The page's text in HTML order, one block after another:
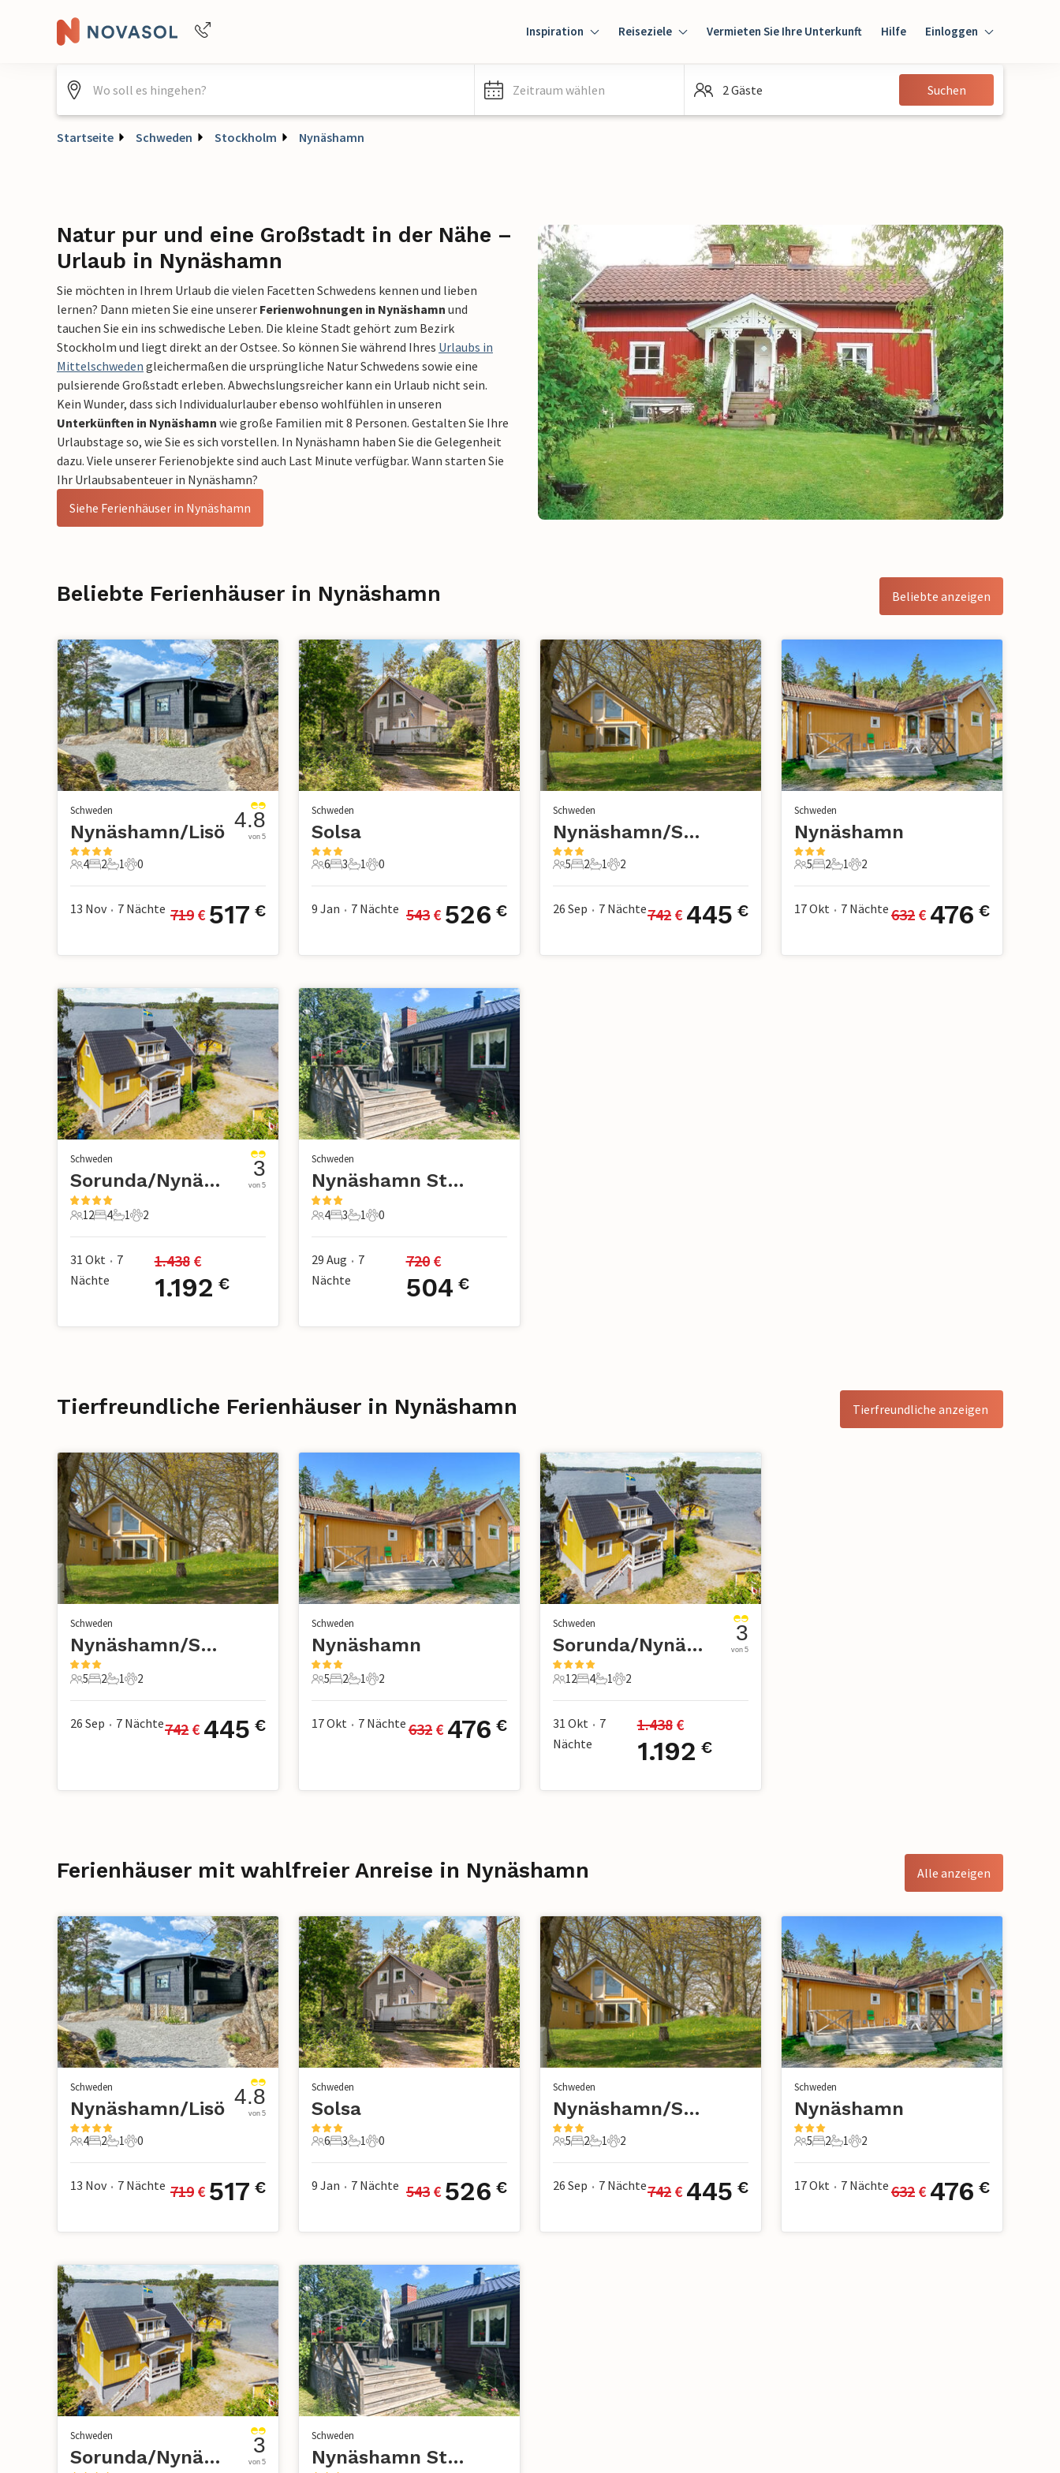
+4940688715475
Inspiration Reiseziele Vermieten Sie Ihre Unterkunft Hilfe Einloggen
Einloggen
Gast
Zeitraum wählen 2 Gäste Suchen
Startseite Schweden Stockholm Nynäshamn
Natur pur und eine Großstadt in der Nähe –
Urlaub in Nynäshamn
Sie möchten in Ihrem Urlaub die vielen Facetten Schwedens kennen und lieben
lernen? Dann mieten Sie eine unserer Ferienwohnungen in Nynäshamn und
tauchen Sie ein ins schwedische Leben. Die kleine Stadt gehört zum Bezirk
Stockholm und liegt direkt an der Ostsee. So können Sie während Ihres Urlaubs in
Mittelschweden gleichermaßen die ursprüngliche Natur Schwedens sowie eine
pulsierende Großstadt erleben. Abwechslungsreicher kann ein Urlaub nicht sein.
Kein Wunder, dass sich Individualurlauber ebenso wohlfühlen in unseren
Unterkünften in Nynäshamn wie große Familien mit 8 Personen. Gestalten Sie Ihre
Urlaubstage so, wie Sie es sich vorstellen. In Nynäshamn haben Sie die Gelegenheit
dazu. Viele unserer Ferienobjekte sind auch Last Minute verfügbar. Wann starten Sie
Ihr Urlaubsabenteuer in Nynäshamn?
Siehe Ferienhäuser in Nynäshamn
Beliebte Ferienhäuser in Nynäshamn Beliebte anzeigen
Schweden
Nynäshamn/Lisö
4 Gäste
4
2 Schlafzimmer
2
1 Badezimmer
1
0 Haustiere
0
4.8
von 5
13 Nov • 7 Nächte 719 € 517 €
Schweden
Solsa
6 Gäste
6
3 Schlafzimmer
3
1 Badezimmer
1
0 Haustiere
0
9 Jan • 7 Nächte 543 € 526 €
Schweden
Nynäshamn/Sorunda
5 Gäste
5
2 Schlafzimmer
2
1 Badezimmer
1
2 Haustiere
2
26 Sep • 7 Nächte742 € 445 €
Schweden
Nynäshamn
5 Gäste
5
2 Schlafzimmer
2
1 Badezimmer
1
2 Haustiere
2
17 Okt • 7 Nächte 632 € 476 €
Schweden
Sorunda/Nynäshamn
12 Gäste
12
4 Schlafzimmer
4
1 Badezimmer
1
2 Haustiere
2
3
von 5
31 Okt • 7
Nächte
1.438 €
1.192 €
Schweden
Nynäshamn Stockholm
4 Gäste
4
3 Schlafzimmer
3
1 Badezimmer
1
0 Haustiere
0
29 Aug • 7
Nächte
720 €
504 €
Tierfreundliche Ferienhäuser in Nynäshamn Tierfreundliche anzeigen
Schweden
Nynäshamn/Sorunda
5 Gäste
5
2 Schlafzimmer
2
1 Badezimmer
1
2 Haustiere
2
26 Sep • 7 Nächte742 € 445 €
Schweden
Nynäshamn
5 Gäste
5
2 Schlafzimmer
2
1 Badezimmer
1
2 Haustiere
2
17 Okt • 7 Nächte 632 € 476 €
Schweden
Sorunda/Nynäshamn
12 Gäste
12
4 Schlafzimmer
4
1 Badezimmer
1
2 Haustiere
2
3
von 5
31 Okt • 7
Nächte
1.438 €
1.192 €
Ferienhäuser mit wahlfreier Anreise in Nynäshamn Alle anzeigen
Schweden
Nynäshamn/Lisö
4 Gäste
4
2 Schlafzimmer
2
1 Badezimmer
1
0 Haustiere
0
4.8
von 5
13 Nov • 7 Nächte 719 € 517 €
Schweden
Solsa
6 Gäste
6
3 Schlafzimmer
3
1 Badezimmer
1
0 Haustiere
0
9 Jan • 7 Nächte 543 € 526 €
Schweden
Nynäshamn/Sorunda
5 Gäste
5
2 Schlafzimmer
2
1 Badezimmer
1
2 Haustiere
2
26 Sep • 7 Nächte742 € 445 €
Schweden
Nynäshamn
5 Gäste
5
2 Schlafzimmer
2
1 Badezimmer
1
2 Haustiere
2
17 Okt • 7 Nächte 632 € 476 €
Schweden
Sorunda/Nynäshamn 3
von 5
Schweden
Nynäshamn Stockholm